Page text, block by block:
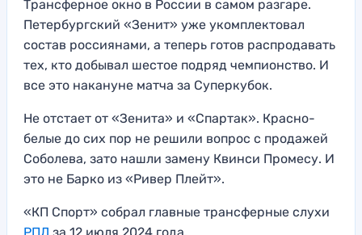
Трансферное окно в России в самом разгаре.
Петербургский «Зенит» уже укомплектовал
состав россиянами, а теперь готов распродавать
тех, кто добывал шестое подряд чемпионство. И
все это накануне матча за Суперкубок.
Не отстает от «Зенита» и «Спартак». Красно-
белые до сих пор не решили вопрос с продажей
Соболева, зато нашли замену Квинси Промесу. И
это не Барко из «Ривер Плейт».
«КП Спорт» собрал главные трансферные слухи